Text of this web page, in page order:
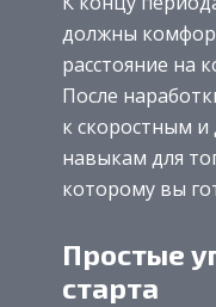
должны
расстояние на
После
к скоростным
навыкам для
которому вы
Простые
старта